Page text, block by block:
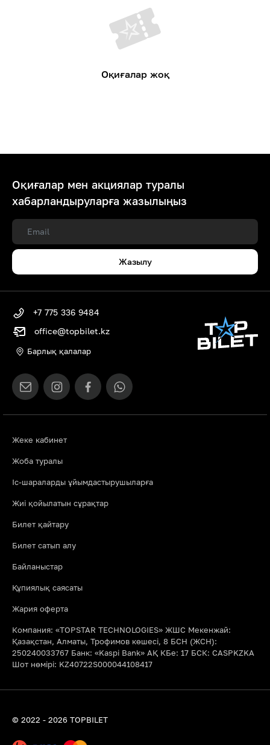
Оқиғалар жоқ
Оқиғалар мен акциялар туралы
хабарландыруларға жазылыңыз
Жазылу
Жеке кабинет
Жоба туралы
Іс-шараларды ұйымдастырушыларға
Жиі қойылатын сұрақтар
Билет қайтару
Билет сатып алу
Байланыстар
Құпиялық саясаты
Жария оферта
Компания: «TOPSTAR TECHNOLOGIES» ЖШС Мекенжай:
Қазақстан, Алматы, Трофимов көшесі, 8 БСН (ЖСН):
250240033767 Банк: «Kaspi Bank» АҚ КБе: 17 БСК: CASPKZKA
Шот нөмірі: KZ40722S000044108417
+7 775 336 9484
office@topbilet.kz
Барлық қалалар
© 2022 - 2026 TOPBILET